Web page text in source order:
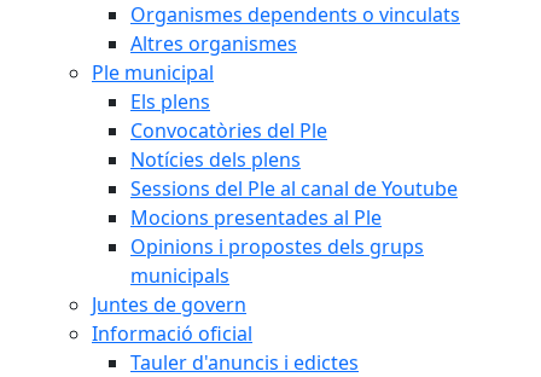
Organismes dependents o vinculats
Altres organismes
Ple municipal
Els plens
Convocatòries del Ple
Notícies dels plens
Sessions del Ple al canal de Youtube
Mocions presentades al Ple
Opinions i propostes dels grups
municipals
Juntes de govern
Informació oficial
Tauler d'anuncis i edictes